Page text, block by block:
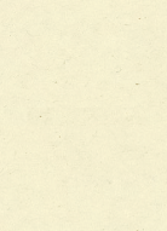
チ